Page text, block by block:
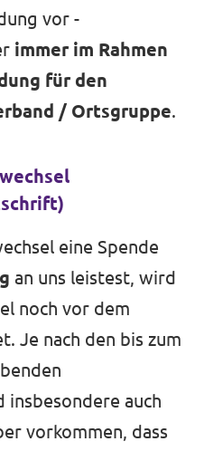
vor -
immer im Rahmen
für den
/ Ortsgruppe.
eine Spende
an uns leistest, wird
noch vor dem
Je nach den bis zum
insbesondere auch
vorkommen, dass